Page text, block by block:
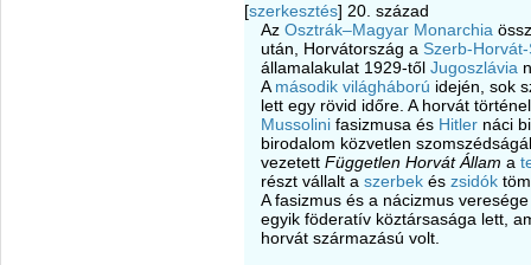
[szerkesztés] 20. század
Az Osztrák–Magyar Monarchia
után, Horvátország a Szerb-
államalakulat 1929-től Jugoszlávia
A második világháború idején, sok
lett egy rövid időre. A horvát
Mussolini fasizmusa és Hitler náci
birodalom közvetlen
vezetett Független Horvát Állam a
részt vállalt a szerbek és zsidók
A fasizmus és a nácizmus
egyik föderatív köztársasága lett,
horvát származású volt.